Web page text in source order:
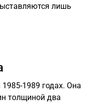
лишь
1989 годах. Она
толщиной два